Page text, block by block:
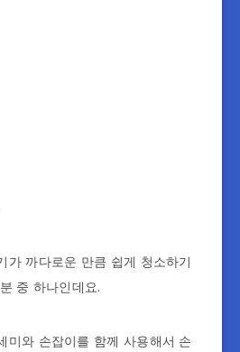
가 까다로운 만큼 쉽게 청소하기
중 하나인데요.
미와 손잡이를 함께 사용해서 손